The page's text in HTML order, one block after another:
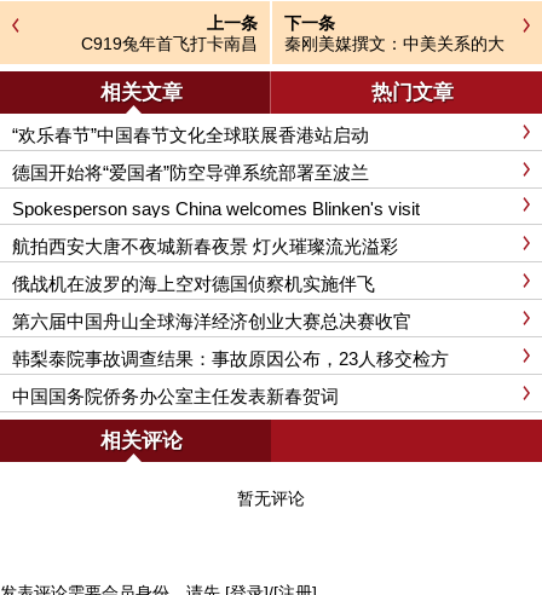
上一条
C919兔年首飞打卡南昌
下一条
秦刚美媒撰文：中美关系的大
门已经打开，就不会关上
相关文章 热门文章
“欢乐春节”中国春节文化全球联展香港站启动
德国开始将“爱国者”防空导弹系统部署至波兰
Spokesperson says China welcomes Blinken's visit
航拍西安大唐不夜城新春夜景 灯火璀璨流光溢彩
俄战机在波罗的海上空对德国侦察机实施伴飞
第六届中国舟山全球海洋经济创业大赛总决赛收官
韩梨泰院事故调查结果：事故原因公布，23人移交检方
中国国务院侨务办公室主任发表新春贺词
相关评论
暂无评论